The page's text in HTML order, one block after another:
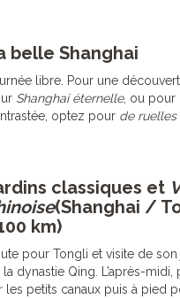
belle Shanghai
libre. Pour une
Shanghai éternelle, ou pour
optez pour de
classiques et
(Shanghai /
km)
pour Tongli et visite de
la dynastie Qing. L’après-
les petits canaux puis à pied